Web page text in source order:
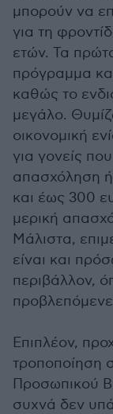
μπορούν να
για τη
ετών. Τα
πρόγραμμα
καθώς το
μεγάλο.
οικονομική
για γονείς
απασχόληση ή
και έως 300
μερική
Μάλιστα,
είναι και
περιβάλλον,
Επιπλέον,
τροποποίηση
Προσωπικού
συχνά δεν